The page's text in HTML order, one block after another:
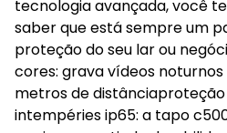
tecnologia avançada, você
saber que está sempre um
proteção do seu lar ou
cores: grava vídeos
metros de
intempéries ip65: a tapo